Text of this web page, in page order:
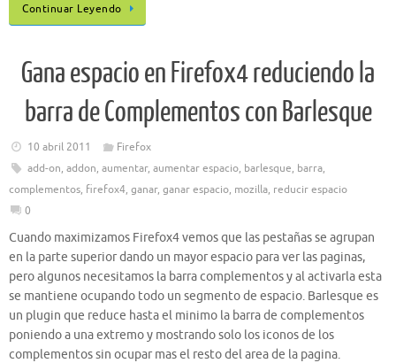
Continuar Leyendo
Gana espacio en Firefox4 reduciendo la
barra de Complementos con Barlesque
10 abril 2011
Firefox
add-on, addon, aumentar, aumentar espacio, barlesque, barra,
complementos, firefox4, ganar, ganar espacio, mozilla, reducir espacio
0
Cuando maximizamos Firefox4 vemos que las pestañas se agrupan
en la parte superior dando un mayor espacio para ver las paginas,
pero algunos necesitamos la barra complementos y al activarla esta
se mantiene ocupando todo un segmento de espacio. Barlesque es
un plugin que reduce hasta el minimo la barra de complementos
poniendo a una extremo y mostrando solo los iconos de los
complementos sin ocupar mas el resto del area de la pagina.